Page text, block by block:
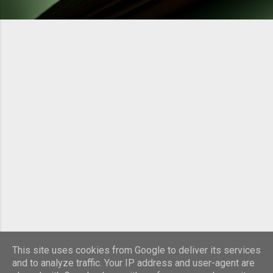
This site uses cookies from Google to deliver its services
and to analyze traffic. Your IP address and user-agent are